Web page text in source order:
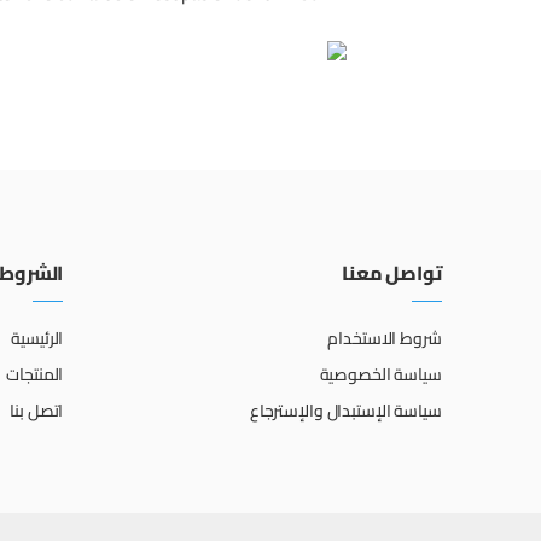
تواصل معنا
شروط الاستخدام
سياسة الخصوصية
سياسة الإستبدال والإسترجاع
الرئيسية
المنتجات
اتصل بنا